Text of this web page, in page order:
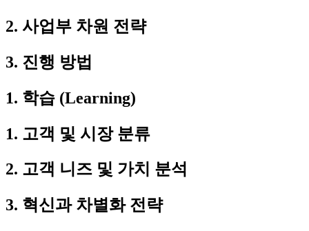
2. 사업부 차원 전략
3. 진행 방법
1. 학습 (Learning)
1. 고객 및 시장 분류
2. 고객 니즈 및 가치 분석
3. 혁신과 차별화 전략